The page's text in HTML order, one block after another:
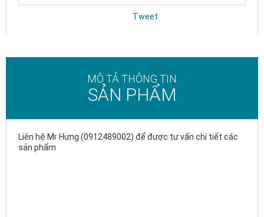
Tweet
MÔ TẢ THÔNG TIN
SẢN PHẨM
Liên hệ Mr Hưng (0912489002) để được tư vấn chi tiết các
sản phẩm